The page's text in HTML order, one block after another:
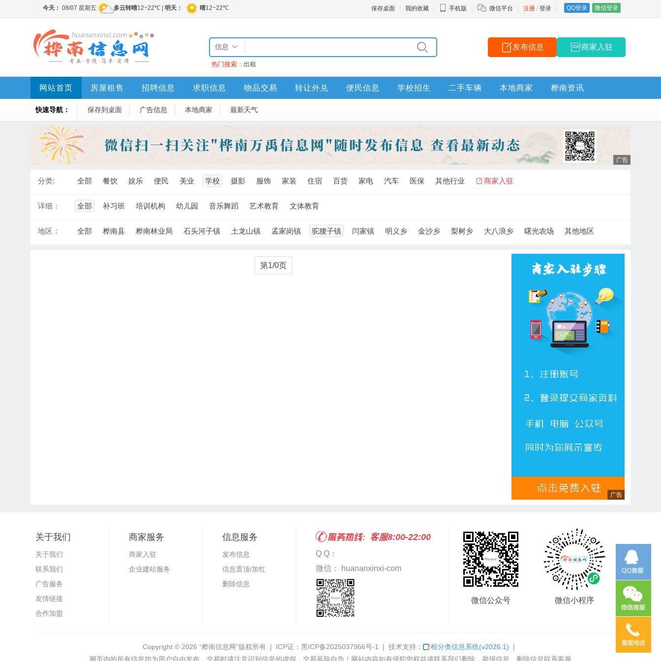
注册 / 登录 QQ登录 微信登录
保存桌面 我的收藏 手机版 微信平台
信息
热门搜索： 出租
发布信息 商家入驻
网站首页 房屋租售 招聘信息 求职信息 物品交易 转让外兑 便民信息 学校招生 二手车辆 本地商家 桦南资讯
快速导航： 保存到桌面 广告信息 本地商家 最新天气
分类: 全部 餐饮 娱乐 便民 美业 学校 摄影 服饰 家装 住宿 百货 家电 汽车 医保 其他行业 商家入驻
详细： 全部 补习班 培训机构 幼儿园 音乐舞蹈 艺术教育 文体教育
地区： 全部 桦南县 桦南林业局 石头河子镇 土龙山镇 孟家岗镇 驼腰子镇 闫家镇 明义乡 金沙乡 梨树乡 大八浪乡 曙光农场 其他地区
第1/0页
关于我们
关于我们
联系我们
广告服务
友情链接
合作加盟
商家服务
商家入驻
企业建站服务
信息服务
发布信息
信息置顶/加红
删除信息
客服8:00-22:00
Q Q：
微信： huananxinxi-com
微信公众号 微信小程序
Copyright © 2026 “桦南信息网”版权所有 | ICP证： 黑ICP备2025037966号-1 | 技术支持： 框分类信息系统(v2026.1) |
网页内的所有信息均为用户自由发布，交易时请注意识别信息的虚假，交易风险自负！网站内容如有侵犯您权益请联系我们删除，举报信息、删除信息联系客服